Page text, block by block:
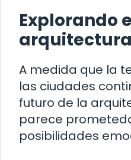
Explorando
A medida que la
las ciudades
futuro de la
parece
posibilidades